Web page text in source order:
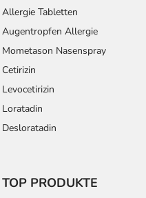
Allergie Tabletten
Augentropfen Allergie
Mometason Nasenspray
Cetirizin
Levocetirizin
Loratadin
Desloratadin
TOP PRODUKTE